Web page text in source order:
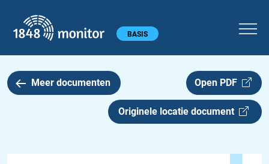
Hoofdmenu BASIS
Meer documenten Open PDF
Originele locatie document